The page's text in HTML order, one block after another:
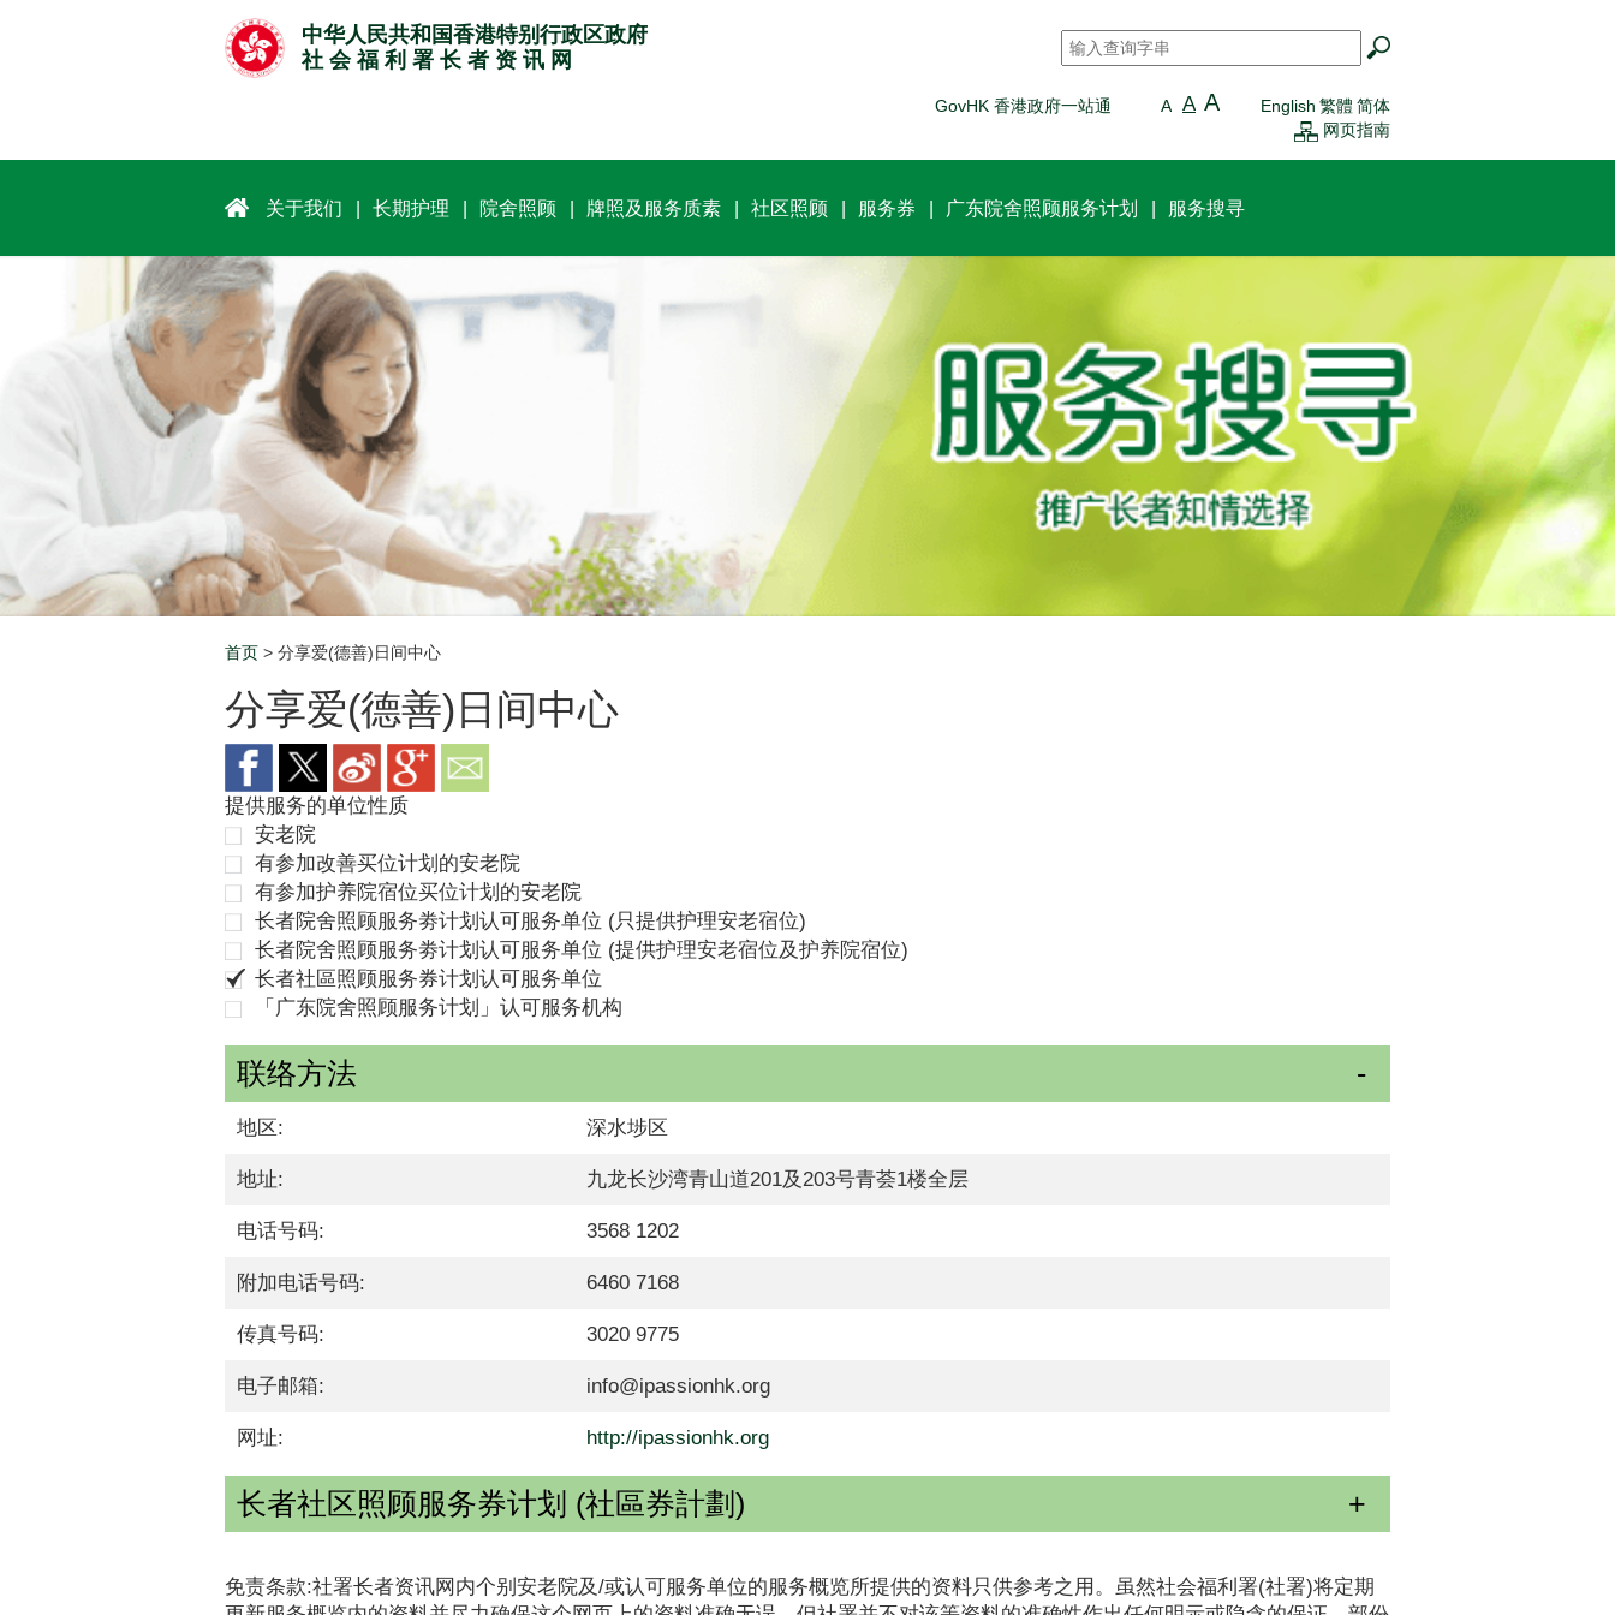
中华人民共和国香港特别行政区政府
社 会 福 利 署 长 者 资 讯 网
搜寻 *
GovHK 香港政府一站通 A A A English 繁體 简体
网页指南
关于我们 长期护理 院舍照顾 牌照及服务质素 社区照顾 服务券 广东院舍照顾服务计划 服务搜寻
Breadcrumb
首页 > 分享爱(德善)日间中心
分享爱(德善)日间中心
提供服务的单位性质
安老院
有参加改善买位计划的安老院
有参加护养院宿位买位计划的安老院
长者院舍照顾服务劵计划认可服务单位 (只提供护理安老宿位)
长者院舍照顾服务劵计划认可服务单位 (提供护理安老宿位及护养院宿位)
长者社區照顾服务券计划认可服务单位
「广东院舍照顾服务计划」认可服务机构
联络方法
地区: 深水埗区
地址: 九龙长沙湾青山道201及203号青荟1楼全层
电话号码: 3568 1202
附加电话号码: 6460 7168
传真号码: 3020 9775
电子邮箱: info@ipassionhk.org
网址: http://ipassionhk.org
长者社区照顾服务券计划 (社區券計劃)
免责条款:社署长者资讯网内个别安老院及/或认可服务单位的服务概览所提供的资料只供参考之用。虽然社会福利署(社署)将定期